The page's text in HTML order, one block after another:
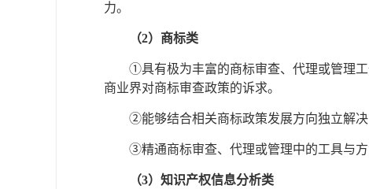
力。
（2）商标类
①具有极为丰富的商标审查、代理或管理
商业界对商标审查政策的诉求。
②能够结合相关商标政策发展方向独立解
③精通商标审查、代理或管理中的工具与
（3）知识产权信息分析类